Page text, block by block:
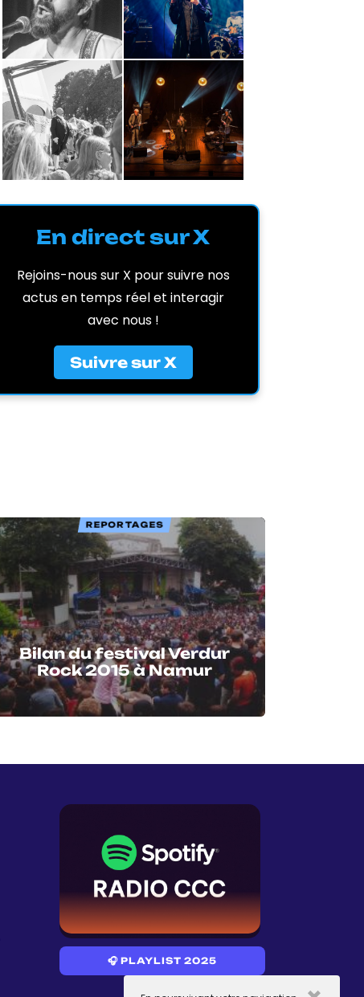
En direct sur X
Rejoins-nous sur X pour suivre nos
actus en temps réel et interagir
avec nous !
Suivre sur X
REPORTAGES
Bilan du festival Verdur
Rock 2015 à Namur
🎧 PLAYLIST 2025